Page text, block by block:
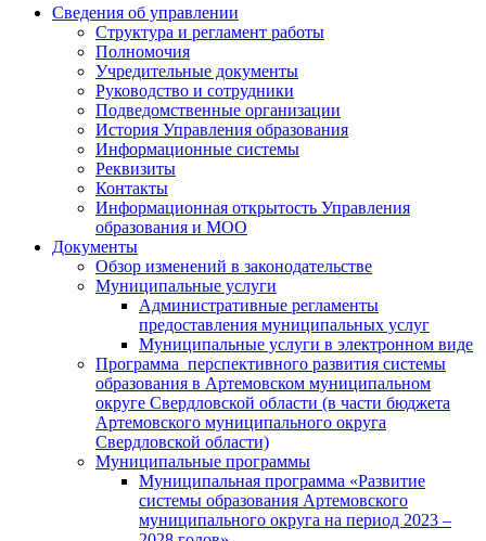
Сведения об управлении
Структура и регламент работы
Полномочия
Учредительные документы
Руководство и сотрудники
Подведомственные организации
История Управления образования
Информационные системы
Реквизиты
Контакты
Информационная открытость Управления
образования и МОО
Документы
Обзор изменений в законодательстве
Муниципальные услуги
Административные регламенты
предоставления муниципальных услуг
Муниципальные услуги в электронном виде
Программа перспективного развития системы
образования в Артемовском муниципальном
округе Свердловской области (в части бюджета
Артемовского муниципального округа
Свердловской области)
Муниципальные программы
Муниципальная программа «Развитие
системы образования Артемовского
муниципального округа на период 2023 –